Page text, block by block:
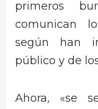
primeros
comunican
según han
público y de
Ahora, «se